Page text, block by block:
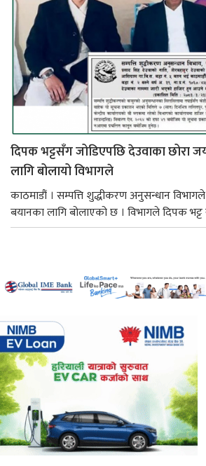
दिपक भट्टसँग जोडिएपछि देउवाका छोरा
लागि बोलायो विभागले
काठमाडौं । सम्पत्ति शुद्धीकरण अनुसन्धान
बयानका लागि बोलाएको छ । विभागले दिपक